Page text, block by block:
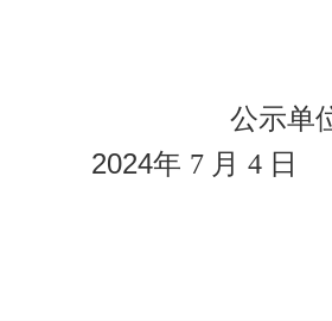
公示单位
年 7 月 4 日